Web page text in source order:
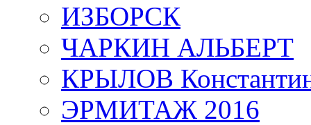
ИЗБОРСК
ЧАРКИН АЛЬБЕРТ
КРЫЛОВ
ЭРМИТАЖ 2016